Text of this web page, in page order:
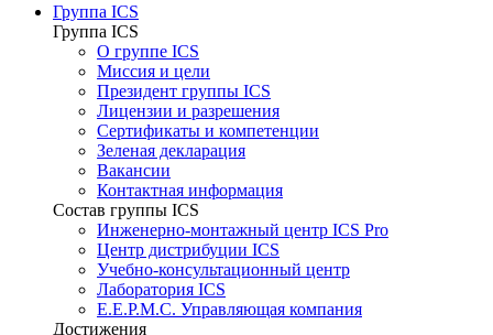
Группа ICS
Группа ICS
О группе ICS
Миссия и цели
Президент группы ICS
Лицензии и разрешения
Сертификаты и компетенции
Зеленая декларация
Вакансии
Контактная информация
Состав группы ICS
Инженерно-монтажный центр ICS Pro
Центр дистрибуции ICS
Учебно-консультационный центр
Лаборатория ICS
E.E.P.M.C. Управляющая компания
Достижения